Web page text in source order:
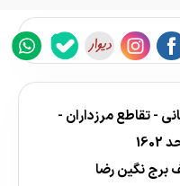
- تقاطع مرزداران -
برج نگین رضا